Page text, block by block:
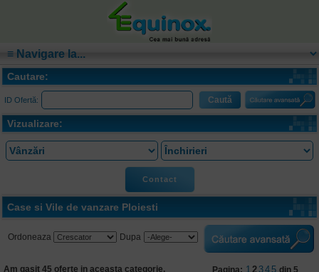
Cautare:
ID Ofertă:
Vizualizare:
Contact
Case si Vile de vanzare Ploiesti
Ordoneaza Dupa
Am gasit 45 oferte in aceasta categorie. Pagina: 12 34 5 din 5